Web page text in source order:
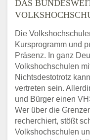
DAS
Die
Kursprogramm und
Präsenz. In ganz
Volkshochschulen
Nichtsdestotrotz
vertreten sein.
und Bürger einen
Wer über die
recherchiert, stößt
Volkshochschulen